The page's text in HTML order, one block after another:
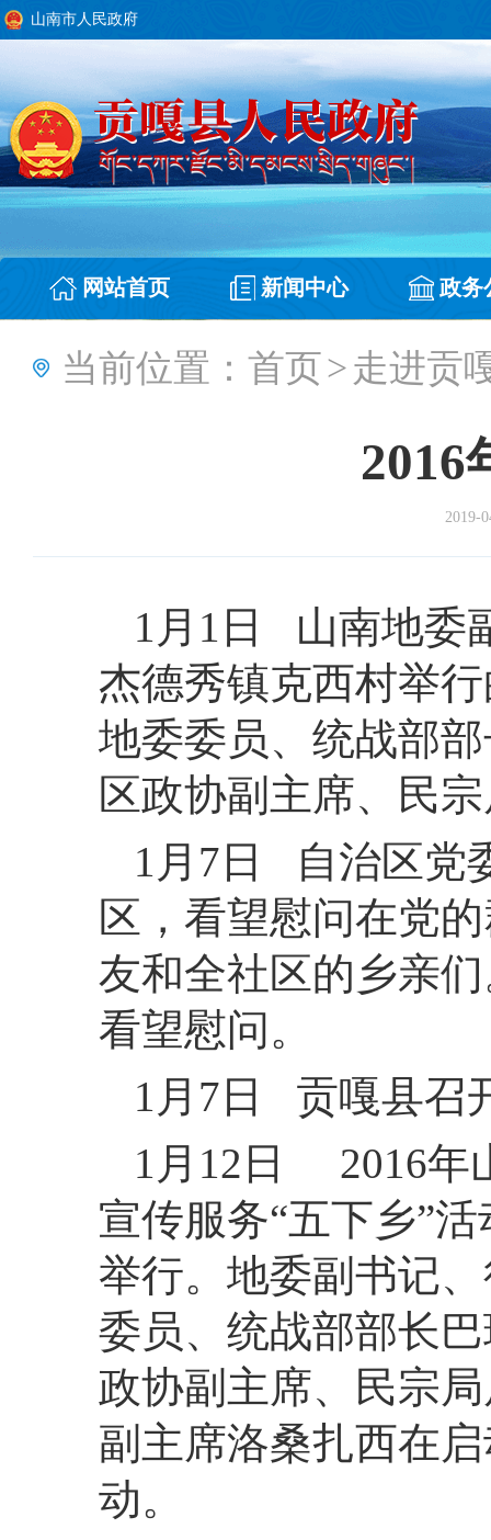
山南市人民政府
网站首页 新闻中心 政务
当前位置： 首页>走进贡
2016
2019-
1月1日 山南地委
杰德秀镇克西村举
地委委员、统战部
区政协副主席、民
1月7日 自治区党
区，看望慰问在党
友和全社区的乡亲
看望慰问。
1月7日 贡嘎县召
1月12日 2016年
宣传服务“五下乡”
举行。地委副书记
委员、统战部部长
政协副主席、民宗
副主席洛桑扎西在
动。